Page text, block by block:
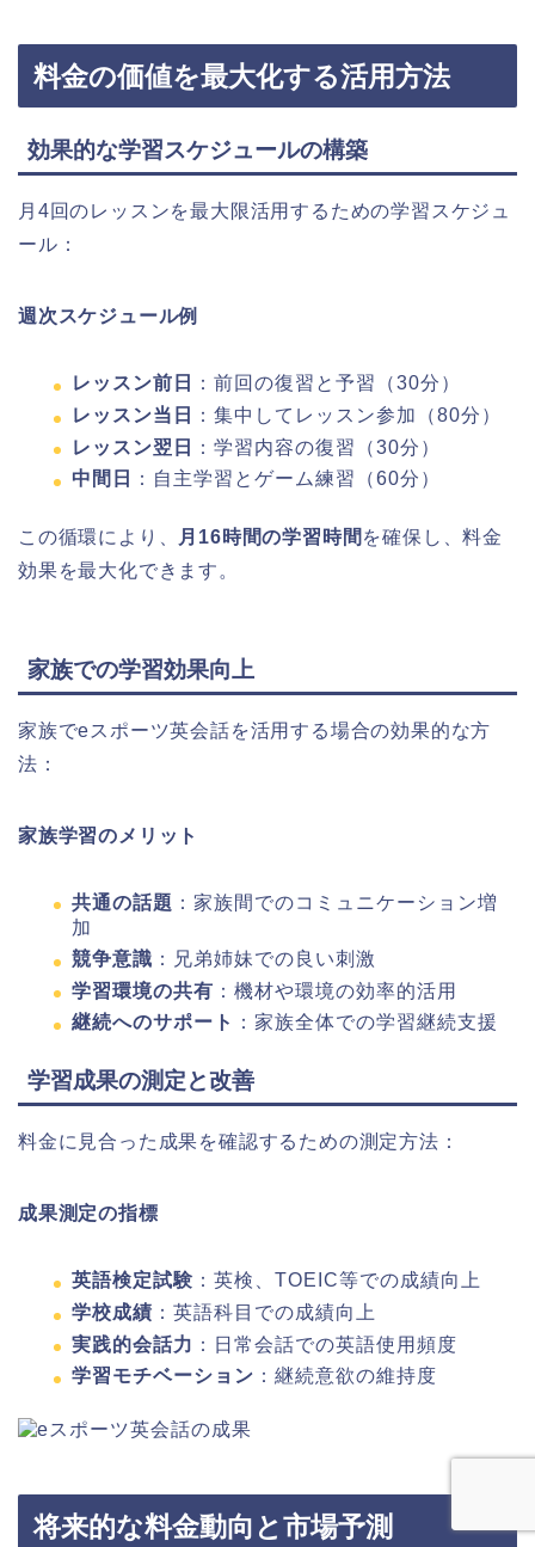
料金の価値を最大化する活用方法
効果的な学習スケジュールの構築
月4回のレッスンを最大限活用するための学習スケジュ
ール：
週次スケジュール例
レッスン前日
：前回の復習と予習（30分）
レッスン当日
：集中してレッスン参加（80分）
レッスン翌日
：学習内容の復習（30分）
中間日
：自主学習とゲーム練習（60分）
この循環により、 月16時間の学習時間 を確保し、料金
効果を最大化できます。
家族での学習効果向上
家族でeスポーツ英会話を活用する場合の効果的な方
法：
家族学習のメリット
共通の話題 ：家族間でのコミュニケーション増
加
競争意識 ：兄弟姉妹での良い刺激
学習環境の共有 ：機材や環境の効率的活用
継続へのサポート
：家族全体での学習継続支援
学習成果の測定と改善
料金に見合った成果を確認するための測定方法：
成果測定の指標
英語検定試験 ：英検、TOEIC等での成績向上
学校成績 ：英語科目での成績向上
実践的会話力 ：日常会話での英語使用頻度
学習モチベーション ：継続意欲の維持度
将来的な料金動向と市場予測